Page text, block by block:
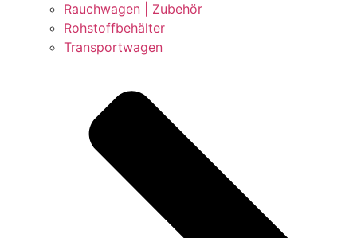
Rauchwagen | Zubehör
Rohstoffbehälter
Transportwagen